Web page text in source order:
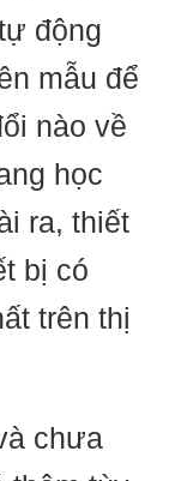
động
mẫu để
nào về
học
ra, thiết
bị có
trên thị
chưa